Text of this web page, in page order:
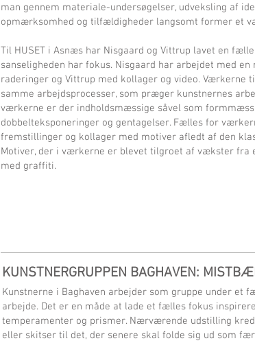
man gennem materiale-undersøgelser, udveksling af
opmærksomhed og tilfældigheder langsomt former et
Til HUSET i Asnæs har Nisgaard og Vittrup lavet en
sanseligheden har fokus. Nisgaard har arbejdet med
raderinger og Vittrup med kollager og video. Værkerne
samme arbejdsprocesser, som præger kunstnernes
værkerne er der indholdsmæssige såvel som
dobbelteksponeringer og gentagelser. Fælles for
fremstillinger og kollager med motiver afledt af den
Motiver, der i værkerne er blevet tilgroet af vækster fra
med graffiti.
KUNSTNERGRUPPEN BAGHAVEN:
Kunstnerne i Baghaven arbejder som gruppe under
arbejde. Det er en måde at lade et fælles fokus
temperamenter og prismer. Nærværende udstilling
eller skitser til det, der senere skal folde sig ud som